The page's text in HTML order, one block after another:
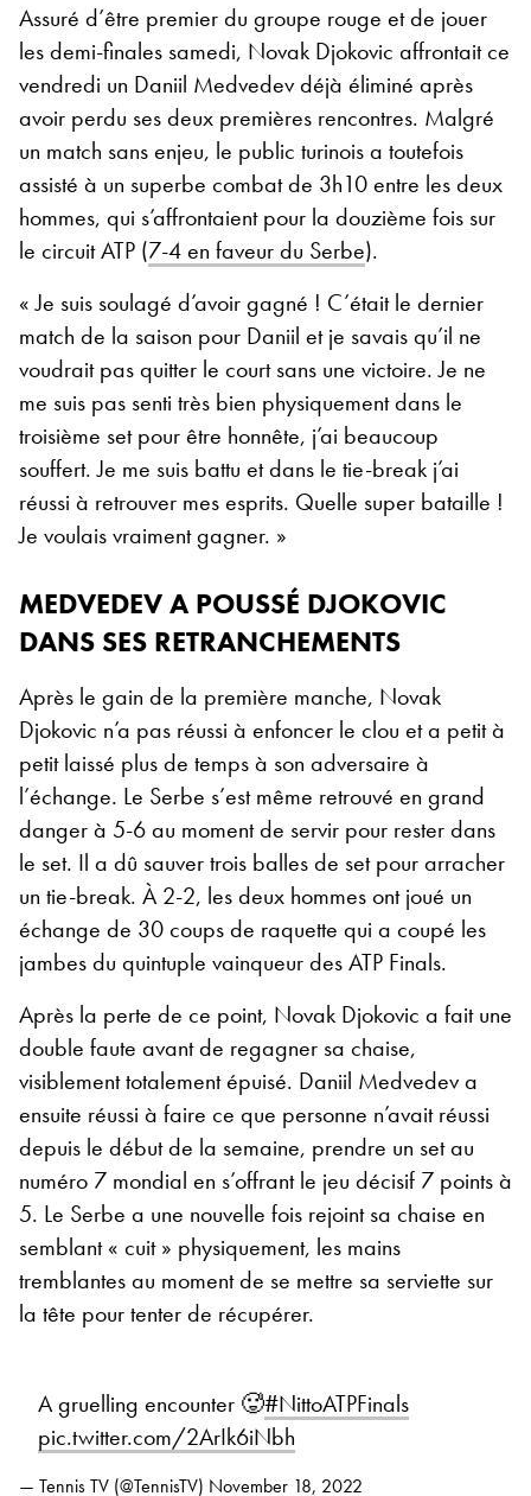
Assuré d’être premier du groupe rouge et de jouer
les demi-finales samedi, Novak Djokovic affrontait ce
vendredi un Daniil Medvedev déjà éliminé après
avoir perdu ses deux premières rencontres. Malgré
un match sans enjeu, le public turinois a toutefois
assisté à un superbe combat de 3h10 entre les deux
hommes, qui s’affrontaient pour la douzième fois sur
le circuit ATP (7-4 en faveur du Serbe).
« Je suis soulagé d’avoir gagné ! C’était le dernier
match de la saison pour Daniil et je savais qu’il ne
voudrait pas quitter le court sans une victoire. Je ne
me suis pas senti très bien physiquement dans le
troisième set pour être honnête, j’ai beaucoup
souffert. Je me suis battu et dans le tie-break j’ai
réussi à retrouver mes esprits. Quelle super bataille !
Je voulais vraiment gagner. »
MEDVEDEV A POUSSÉ DJOKOVIC
DANS SES RETRANCHEMENTS
Après le gain de la première manche, Novak
Djokovic n’a pas réussi à enfoncer le clou et a petit à
petit laissé plus de temps à son adversaire à
l’échange. Le Serbe s’est même retrouvé en grand
danger à 5-6 au moment de servir pour rester dans
le set. Il a dû sauver trois balles de set pour arracher
un tie-break. À 2-2, les deux hommes ont joué un
échange de 30 coups de raquette qui a coupé les
jambes du quintuple vainqueur des ATP Finals.
Après la perte de ce point, Novak Djokovic a fait une
double faute avant de regagner sa chaise,
visiblement totalement épuisé. Daniil Medvedev a
ensuite réussi à faire ce que personne n’avait réussi
depuis le début de la semaine, prendre un set au
numéro 7 mondial en s’offrant le jeu décisif 7 points à
5. Le Serbe a une nouvelle fois rejoint sa chaise en
semblant « cuit » physiquement, les mains
tremblantes au moment de se mettre sa serviette sur
la tête pour tenter de récupérer.
A gruelling encounter 🥵#NittoATPFinals
pic.twitter.com/2ArIk6iNbh
— Tennis TV (@TennisTV) November 18, 2022